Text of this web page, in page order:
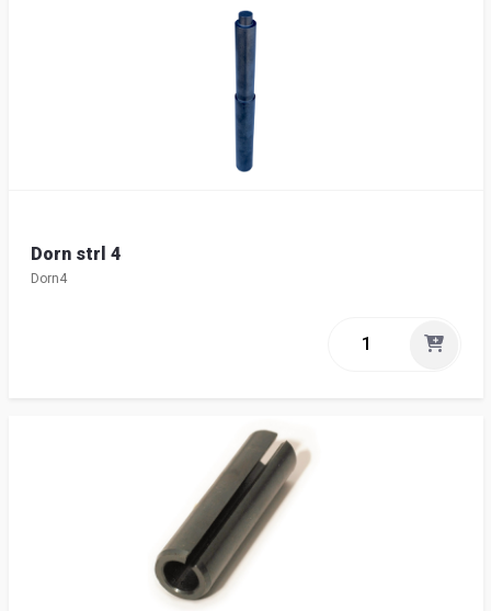
Dorn strl 4
Dorn4